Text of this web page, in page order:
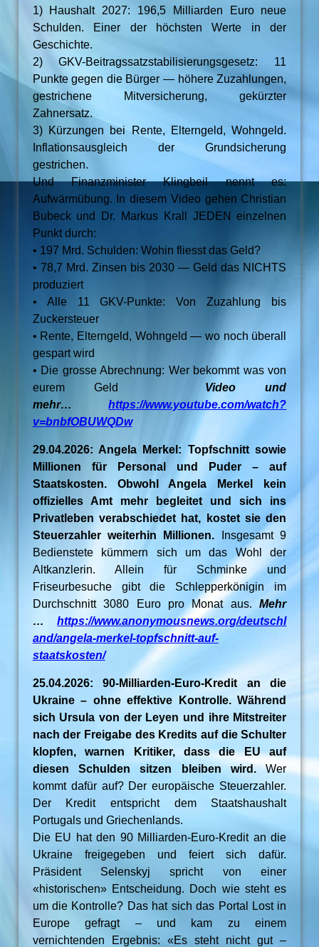
1) Haushalt 2027: 196,5 Milliarden Euro neue
Schulden. Einer der höchsten Werte in der
Geschichte.
2) GKV-Beitragssatzstabilisierungsgesetz: 11
Punkte gegen die Bürger — höhere Zuzahlungen,
gestrichene Mitversicherung, gekürzter
Zahnersatz.
3) Kürzungen bei Rente, Elterngeld, Wohngeld.
Inflationsausgleich der Grundsicherung
gestrichen.
Und Finanzminister Klingbeil nennt es:
Aufwärmübung. In diesem Video gehen Christian
Bubeck und Dr. Markus Krall JEDEN einzelnen
Punkt durch:
• 197 Mrd. Schulden: Wohin fliesst das Geld?
• 78,7 Mrd. Zinsen bis 2030 — Geld das NICHTS
produziert
• Alle 11 GKV-Punkte: Von Zuzahlung bis
Zuckersteuer
• Rente, Elterngeld, Wohngeld — wo noch überall
gespart wird
• Die grosse Abrechnung: Wer bekommt was von
eurem Geld Video und
mehr…https://www.youtube.com/watch?
v=bnbfOBUWQDw
29.04.2026: Angela Merkel: Topfschnitt sowie
Millionen für Personal und Puder – auf
Staatskosten. Obwohl Angela Merkel kein
offizielles Amt mehr begleitet und sich ins
Privatleben verabschiedet hat, kostet sie den
Steuerzahler weiterhin Millionen.
Insgesamt 9
Bedienstete kümmern sich um das Wohl der
Altkanzlerin. Allein für Schminke und
Friseurbesuche gibt die Schlepperkönigin im
Durchschnitt 3080 Euro pro Monat aus.Mehr
…https://www.anonymousnews.org/deutschl
and/angela-merkel-topfschnitt-auf-
staatskosten/
25.04.2026: 90-Milliarden-Euro-Kredit an die
Ukraine – ohne effektive Kontrolle. Während
sich Ursula von der Leyen und ihre Mitstreiter
nach der Freigabe des Kredits auf die Schulter
klopfen, warnen Kritiker, dass die EU auf
diesen Schulden sitzen bleiben wird.Wer
kommt dafür auf? Der europäische Steuerzahler.
Der Kredit entspricht dem Staatshaushalt
Portugals und Griechenlands.
Die EU hat den 90 Milliarden-Euro-Kredit an die
Ukraine freigegeben und feiert sich dafür.
Präsident Selenskyj spricht von einer
«historischen» Entscheidung. Doch wie steht es
um die Kontrolle? Das hat sich das Portal Lost in
Europe gefragt – und kam zu einem
vernichtenden Ergebnis: «Es steht nicht gut –